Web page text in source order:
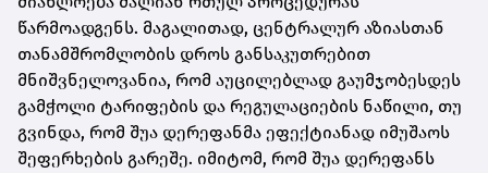
წარმოადგენს. მაგალითად, ცენტრალურ აზიასთან
თანამშრომლობის დროს განსაკუთრებით
მნიშვნელოვანია, რომ აუცილებლად გაუმჯობესდეს
გამჭოლი ტარიფების და რეგულაციების ნაწილი, თუ
გვინდა, რომ შუა დერეფანმა ეფექტიანად იმუშაოს
შეფერხების გარეშე. იმიტომ, რომ შუა დერეფანს